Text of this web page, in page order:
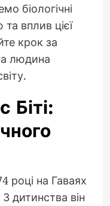
біологічні
вплив цієї
крок за
людина
Біті:
році на Гаваях
З дитинства він